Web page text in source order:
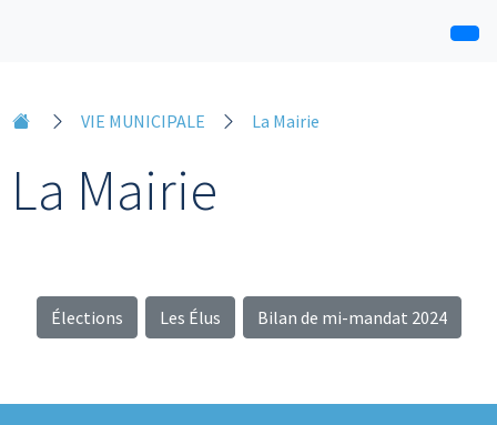
VIE MUNICIPALE La Mairie
La Mairie
Élections Les Élus Bilan de mi-mandat 2024